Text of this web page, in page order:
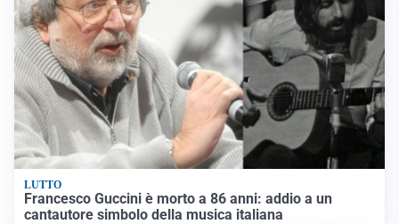
LUTTO
Francesco Guccini è morto a 86 anni: addio a un
cantautore simbolo della musica italiana